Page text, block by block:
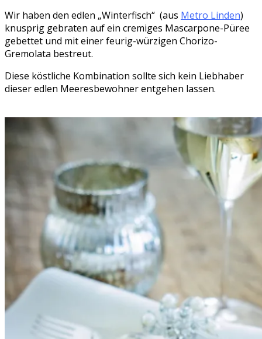
Wir haben den edlen „Winterfisch“ (aus Metro Linden)
knusprig gebraten auf ein cremiges Mascarpone-Püree
gebettet und mit einer feurig-würzigen Chorizo-
Gremolata bestreut.
Diese köstliche Kombination sollte sich kein Liebhaber
dieser edlen Meeresbewohner entgehen lassen.